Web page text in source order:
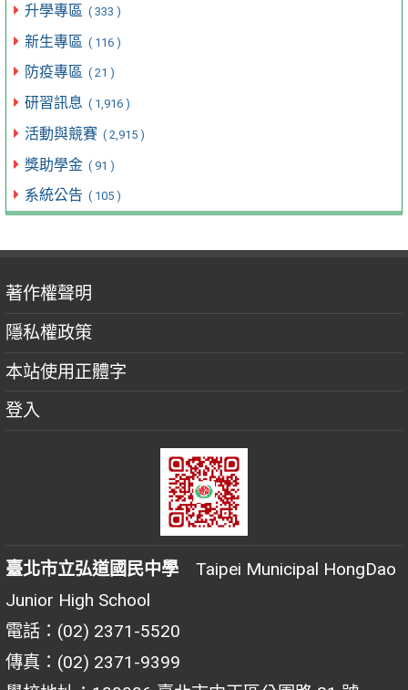
升學專區 ( 333 )
新生專區 ( 116 )
防疫專區 ( 21 )
研習訊息 ( 1,916 )
活動與競賽 ( 2,915 )
獎助學金 ( 91 )
系統公告 ( 105 )
著作權聲明
隱私權政策
本站使用正體字
登入
臺北市立弘道國民中學 Taipei Municipal HongDao
Junior High School
電話：(02) 2371-5520
傳真：(02) 2371-9399